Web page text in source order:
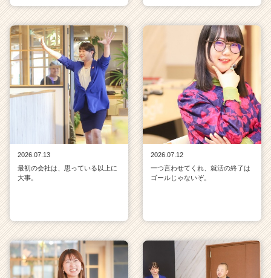
2026.07.13
最初の会社は、思っている以上に
大事。
2026.07.12
一つ言わせてくれ、就活の終了は
ゴールじゃないぞ。